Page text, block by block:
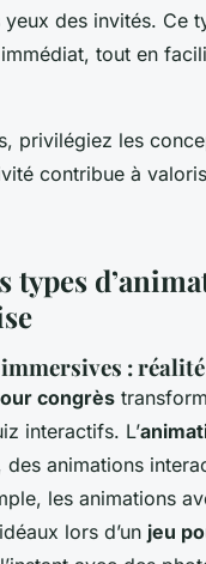
des invités. Ce
tout en
privilégiez les
contribue à
types
:
congrès
interactifs. L’
animations
les animations
lors d’un jeu